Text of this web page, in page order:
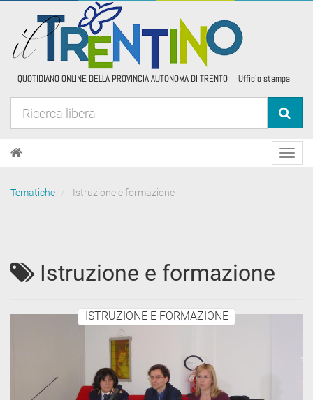
Tematiche Istruzione e formazione
Istruzione e formazione
ISTRUZIONE E FORMAZIONE